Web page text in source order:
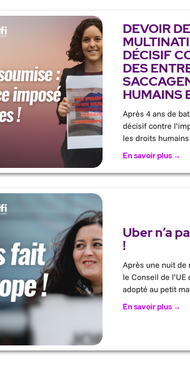
DEVOIR
DÉCISIF
DES
HUMAINS
Après 4 ans de
décisif contre
les droits
En savoir plus →
Uber n’a
!
Après une nuit de
le Conseil de
adopté au petit
En savoir plus →